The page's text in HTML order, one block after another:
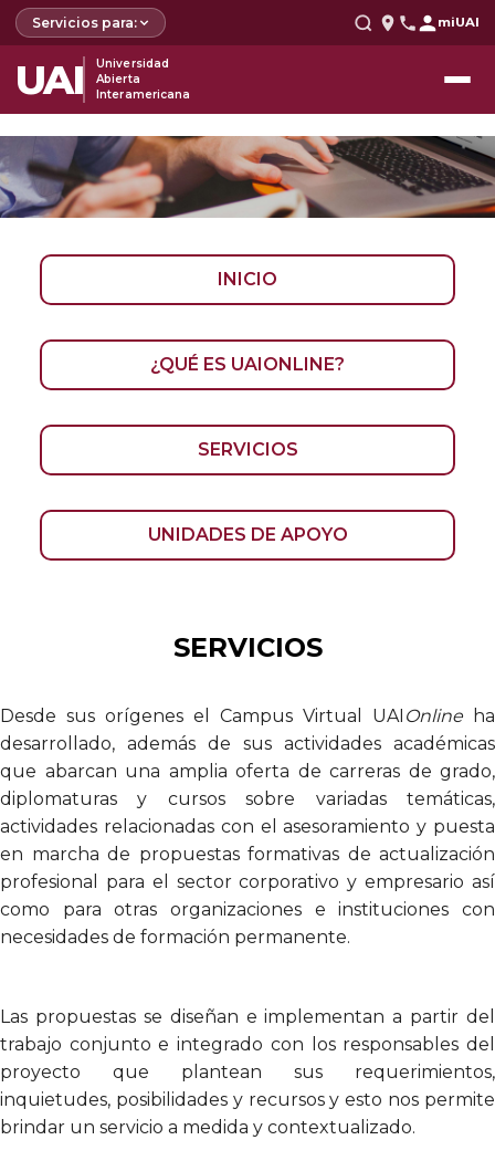
Servicios para: miUAI
UAI
Universidad
Abierta
Interamericana
INICIO
¿QUÉ ES UAIONLINE?
SERVICIOS
UNIDADES DE APOYO
SERVICIOS
Desde sus orígenes el Campus Virtual UAI Onlineha
desarrollado, además de sus actividades académicas
que abarcan una amplia oferta de carreras de grado,
diplomaturas y cursos sobre variadas temáticas,
actividades relacionadas con el asesoramiento y puesta
en marcha de propuestas formativas de actualización
profesional para el sector corporativo y empresario así
como para otras organizaciones e instituciones con
necesidades de formación permanente.
Las propuestas se diseñan e implementan a partir del
trabajo conjunto e integrado con los responsables del
proyecto que plantean sus requerimientos,
inquietudes, posibilidades y recursos y esto nos permite
brindar un servicio a medida y contextualizado.